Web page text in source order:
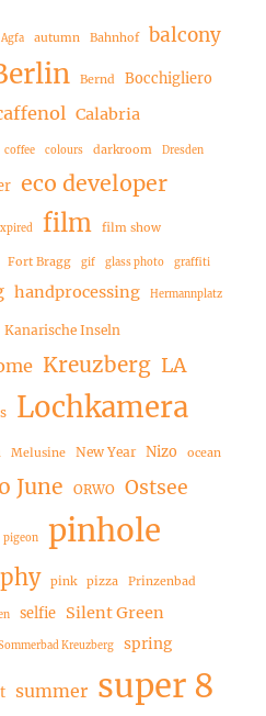
Agfa autumn Bahnhof
balcony
Bernd Bocchigliero
Calabria
coffee colours darkroom Dresden
eco developer
film film show
Fort Bragg gif glass photo graffiti
handprocessing Hermannplatz
Kanarische Inseln
Kreuzberg LA
Lochkamera
Melusine New Year Nizo ocean
June ORWO Ostsee
pigeon pinhole
pink pizza Prinzenbad
selfie Silent Green
Kreuzberg spring
summer super 8